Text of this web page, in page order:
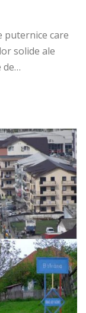
puternice care
solide ale
de…